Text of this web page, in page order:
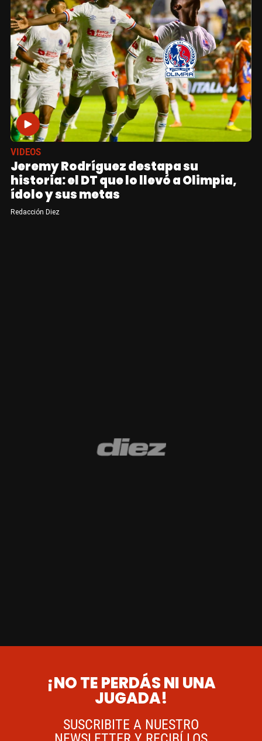
VIDEOS
Jeremy Rodríguez destapa su
historia: el DT que lo llevó a Olimpia,
ídolo y sus metas
Redacción Diez
¡NO TE PERDÁS NI UNA
JUGADA!
SUSCRIBITE A NUESTRO